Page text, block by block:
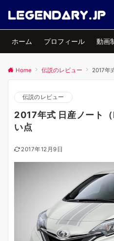
ホーム プロフィール 動画
Home 伝説のレビュー 2017年
伝説のレビュー
2017年式 日産ノート
い点
2017年12月9日